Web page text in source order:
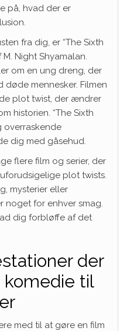
på, hvad der er
fra dig, er “The Sixth
Night Shyamalan.
om en ung dreng, der
døde mennesker. Filmen
plot twist, der ændrer
historien. “The Sixth
overraskende
dig med gåsehud.
flere film og serier, der
plot twists.
mysterier eller
noget for enhver smag.
dig forbløffe af det
der
komedie til
med til at gøre en film